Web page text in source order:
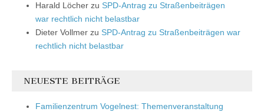
Harald Löcher zu SPD-Antrag zu Straßenbeiträgen
war rechtlich nicht belastbar
Dieter Vollmer zu SPD-Antrag zu Straßenbeiträgen war
rechtlich nicht belastbar
NEUESTE BEITRÄGE
Familienzentrum Vogelnest: Themenveranstaltung